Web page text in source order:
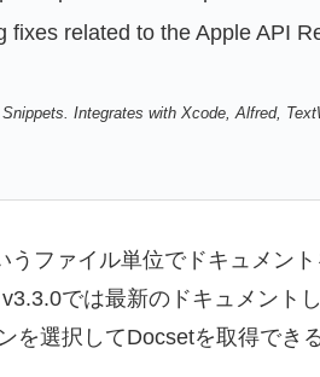
fixes related to the Apple API
Integrates with Xcode, Alfred,
ファイル単位でドキュメン
では最新のドキュメント
を選択してDocsetを取得でき